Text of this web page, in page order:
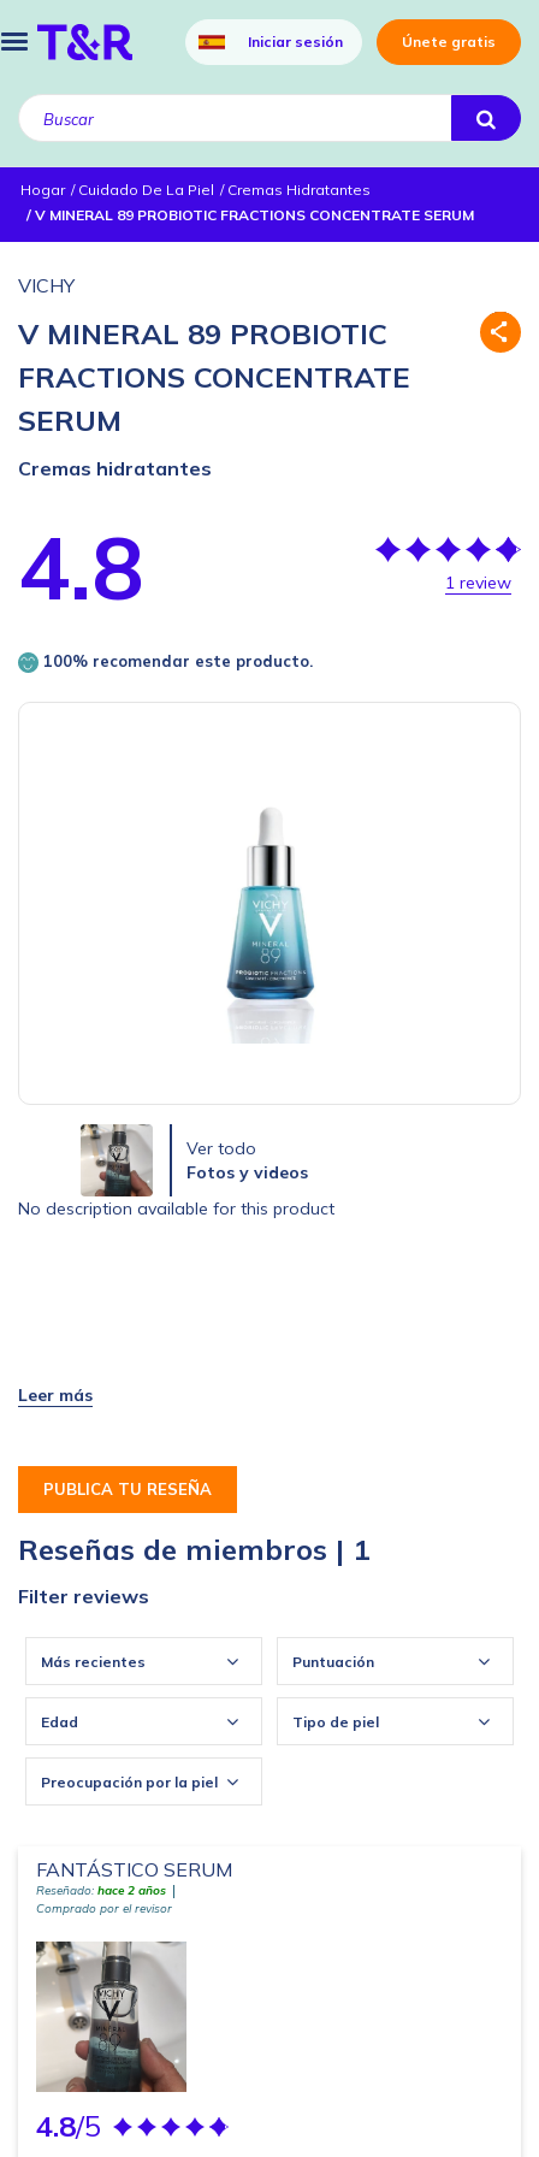
Iniciar sesión Únete gratis
Hogar Cuidado De La Piel
Cremas Hidratantes
V MINERAL 89 PROBIOTIC FRACTIONS CONCENTRATE SERUM
VICHY
V MINERAL 89 PROBIOTIC
FRACTIONS CONCENTRATE
SERUM
Cremas hidratantes
4.8 1 review
100% recomendar este producto.
Ver todo
Fotos y videos
No description available for this product
PUBLICA TU RESEÑA
Reseñas de miembros | 1
Filter reviews
Más recientes Puntuación
Edad Tipo de piel
Preocupación por la piel
FANTÁSTICO SERUM
Reseñado: hace 2 años
Comprado por el revisor
4.8/5